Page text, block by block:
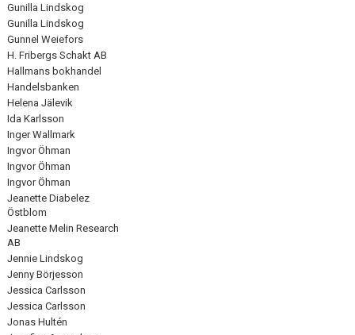
Gunilla Lindskog
Gunilla Lindskog
Gunnel Weiefors
H. Fribergs Schakt AB
Hallmans bokhandel
Handelsbanken
Helena Jälevik
Ida Karlsson
Inger Wallmark
Ingvor Öhman
Ingvor Öhman
Ingvor Öhman
Jeanette Diabelez
Östblom
Jeanette Melin Research
AB
Jennie Lindskog
Jenny Börjesson
Jessica Carlsson
Jessica Carlsson
Jonas Hultén